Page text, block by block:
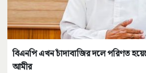
বিএনপি এখন চাঁদাবাজির দলে পরিণত
আমীর